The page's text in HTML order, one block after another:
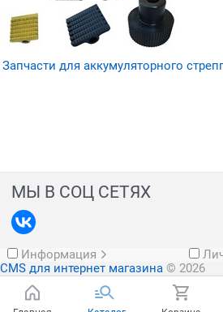
Запчасти для аккумуляторного
МЫ В СОЦ СЕТЯХ
Информация
CMS для интернет магазина © 2026